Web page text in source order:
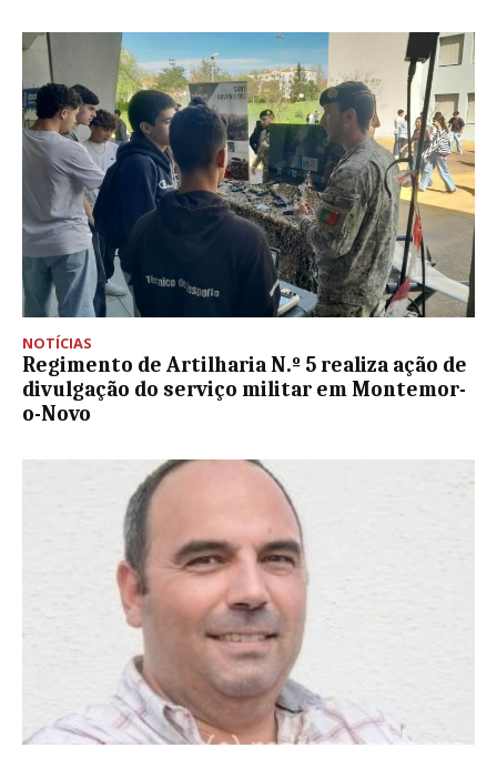
NOTÍCIAS
Regimento de Artilharia N.º 5 realiza ação de
divulgação do serviço militar em Montemor-
o-Novo